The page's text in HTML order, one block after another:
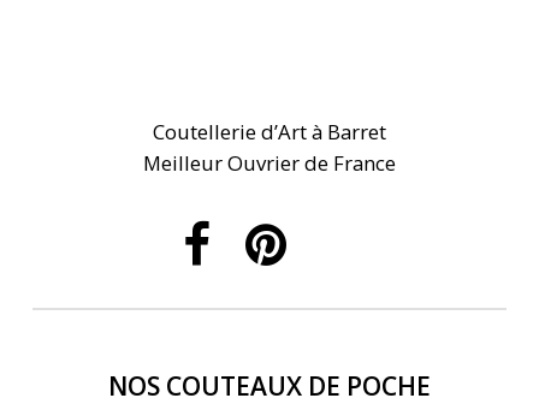
Coutellerie d’Art à Barret
Meilleur Ouvrier de France
NOS COUTEAUX DE POCHE